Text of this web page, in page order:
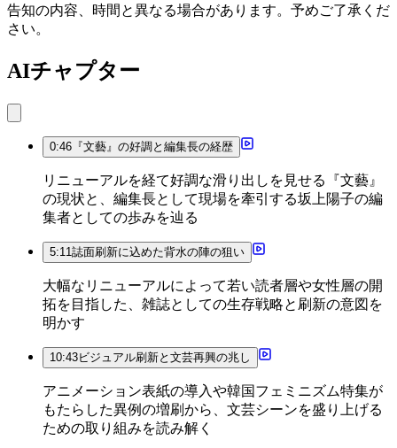
告知の内容、時間と異なる場合があります。予めご了承くだ
さい。
AIチャプター
0:46 『文藝』の好調と編集長の経歴
リニューアルを経て好調な滑り出しを見せる『文藝』
の現状と、編集長として現場を牽引する坂上陽子の編
集者としての歩みを辿る
5:11誌面刷新に込めた背水の陣の狙い
大幅なリニューアルによって若い読者層や女性層の開
拓を目指した、雑誌としての生存戦略と刷新の意図を
明かす
10:43ビジュアル刷新と文芸再興の兆し
アニメーション表紙の導入や韓国フェミニズム特集が
もたらした異例の増刷から、文芸シーンを盛り上げる
ための取り組みを読み解く